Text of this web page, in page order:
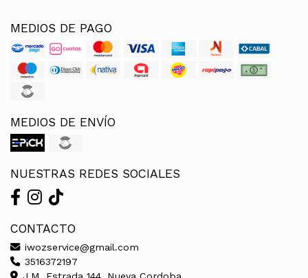
MEDIOS DE PAGO
MEDIOS DE ENVÍO
NUESTRAS REDES SOCIALES
CONTACTO
iwozservice@gmail.com
3516372197
J.M. Estrada 144, Nueva Cordoba